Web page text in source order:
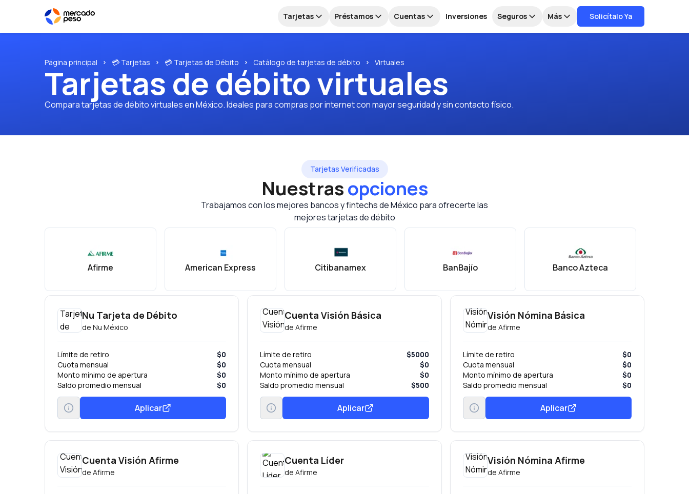
Tarjetas Préstamos Cuentas Inversiones Seguros Más Solicítalo Ya
Página principal 💳 Tarjetas 💳 Tarjetas de Débito Catálogo de tarjetas de débito Virtuales
Tarjetas de débito virtuales
Compara tarjetas de débito virtuales en México. Ideales para compras por internet con mayor seguridad y sin contacto físico.
Tarjetas Verificadas
Nuestrasopciones
Trabajamos con los mejores bancos y fintechs de México para ofrecerte las
mejores tarjetas de débito
Afirme American Express Citibanamex BanBajío Banco Azteca
Nu Tarjeta de Débito
de Nu México
Límite de retiro
$0
Cuota mensual
$0
Monto mínimo de apertura
$0
Saldo promedio mensual
$0
Aplicar
Cuenta Visión Básica
de Afirme
Límite de retiro
$5000
Cuota mensual
$0
Monto mínimo de apertura
$0
Saldo promedio mensual
$500
Aplicar
Visión Nómina Básica
de Afirme
Límite de retiro
$0
Cuota mensual
$0
Monto mínimo de apertura
$0
Saldo promedio mensual
$0
Aplicar
Cuenta Visión Afirme
de Afirme
Cuenta Líder
de Afirme
Visión Nómina Afirme
de Afirme